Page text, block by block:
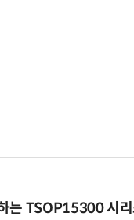
는 TSOP15300 시리